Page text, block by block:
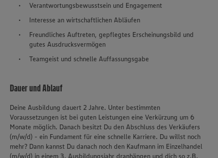
Verantwortungsbewusstsein und Engagement
Interesse an wirtschaftlichen Abläufen
Freundliches Auftreten, gepflegtes Erscheinungsbild und
gutes Ausdrucksvermögen
Teamgeist und schnelle Auffassungsgabe
Dauer und Ablauf
Deine Ausbildung dauert 2 Jahre. Unter bestimmten
Voraussetzungen ist bei guten Leistungen eine Verkürzung um 6
Monate möglich. Danach besitzt Du den Abschluss des Verkäufers
(m/w/d) - ein Fundament für eine schnelle Karriere. Du willst noch
mehr? Dann kannst Du danach noch den Kaufmann im Einzelhandel
(m/w/d) in einem 3. Ausbildungsjahr dranhängen und dich so z.B.